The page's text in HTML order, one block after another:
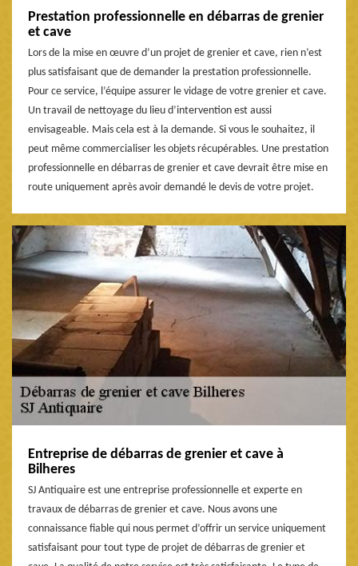
Prestation professionnelle en débarras de grenier
et cave
Lors de la mise en œuvre d’un projet de grenier et cave, rien n’est
plus satisfaisant que de demander la prestation professionnelle.
Pour ce service, l’équipe assurer le vidage de votre grenier et cave.
Un travail de nettoyage du lieu d’intervention est aussi
envisageable. Mais cela est à la demande. Si vous le souhaitez, il
peut même commercialiser les objets récupérables. Une prestation
professionnelle en débarras de grenier et cave devrait être mise en
route uniquement après avoir demandé le devis de votre projet.
Entreprise de débarras de grenier et cave à
Bilheres
SJ Antiquaire est une entreprise professionnelle et experte en
travaux de débarras de grenier et cave. Nous avons une
connaissance fiable qui nous permet d’offrir un service uniquement
satisfaisant pour tout type de projet de débarras de grenier et